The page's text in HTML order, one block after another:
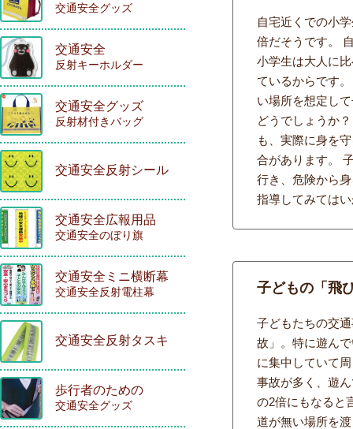
自宅近くでの小
倍だそうです。
小学生は大人に
ているからです
い場所を想定し
どうでしょうか
も、実際に身を
合があります。
行き、危険から
指導してみては
子どもの「飛
子どもたちの交
故」。特に遊ん
に集中していて
事故が多く、遊
の2倍にもなると
道が無い場所を
交通安全グッズ
交通安全
反射キーホルダー
交通安全グッズ
反射材付きバッグ
交通安全反射シール
交通安全広報用品
交通安全のぼり旗
交通安全ミニ横断幕
交通安全反射電柱幕
交通安全反射タスキ
歩行者のための
交通安全グッズ